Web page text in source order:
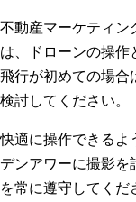
不動産マーケティ
は、ドローンの操作
飛行が初めての場合
検討してください。
快適に操作できるよ
デンアワーに撮影を
を常に遵守してくだ